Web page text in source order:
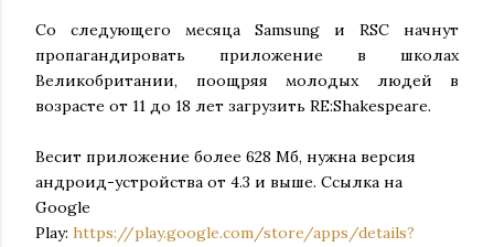
Со следующего месяца Samsung и RSC начнут
пропагандировать приложение в школах
Великобритании, поощряя молодых людей в
возрасте от 11 до 18 лет загрузить RE:Shakespeare.
Весит приложение более 628 Мб, нужна версия
андроид-устройства от 4.3 и выше. Ссылка на
Google
Play: https://play.google.com/store/apps/details?